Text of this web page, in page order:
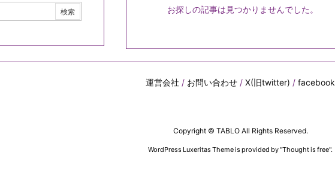
お探しの記事は見つかりませんでした。
運営会社 / お問い合わせ/ X(旧twitter) / facebook
Copyright © TABLOAll Rights Reserved.
WordPress Luxeritas Theme is provided by "Thought is free".